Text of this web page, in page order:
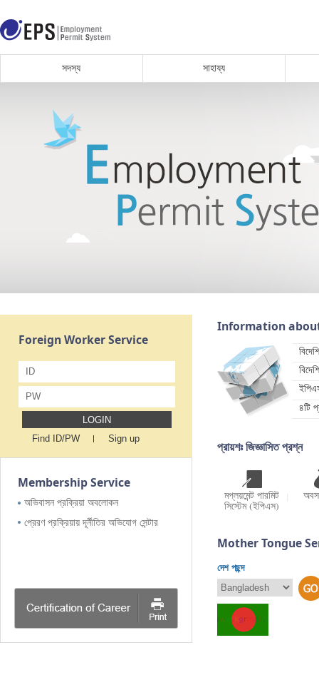
সদস্য সাহায্য
Foreign Worker Service
ID
PW
LOGIN
Find ID/PW
Sign up
Membership Service
অভিবাসন প্রক্রিয়া অবলোকন
প্রেরণ প্রক্রিয়ায় দূর্নীতির অভিযোগ সেন্টার
Information
৪টি
প্রায়শঃ জিজ্ঞাসিত প্রশ্ন
মপ্লয়মেন্ট পারমিট
সিস্টেম (ইপিএস)
Mother Tongue
দেশ পছন্দ